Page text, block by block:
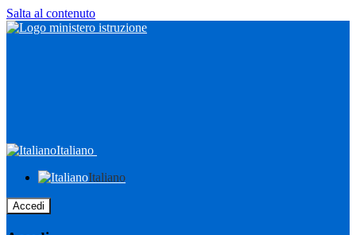
Salta al contenuto
Italiano
Italiano
Accedi